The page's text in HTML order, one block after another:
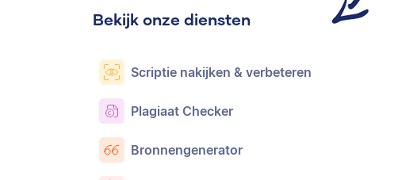
Bekijk onze diensten
Scriptie nakijken & verbeteren
Plagiaat Checker
Bronnengenerator